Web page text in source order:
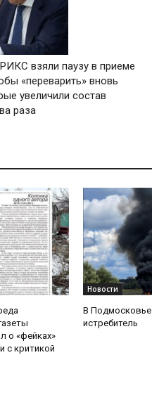
взяли паузу в приеме
«переварить» вновь
увеличили состав
раза
о «фейках»
с критикой
Новости
В Подмосковье
истребитель